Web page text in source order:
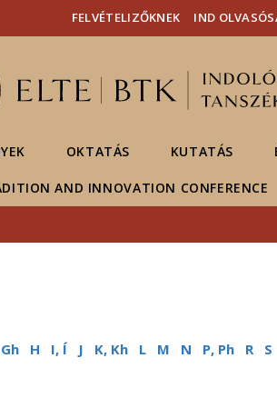
Hírek
Események
ELTE a
FELVÉTELIZŐKNEK IND
OKTATÁS KUTATÁS
AND INNOVATION CONFERENCE
H I, Í J K, Kh L M N P, Ph R S